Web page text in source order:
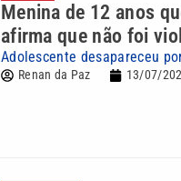
Menina de 12 anos
afirma que não foi
Adolescente desapareceu
Renan da Paz 13/07/